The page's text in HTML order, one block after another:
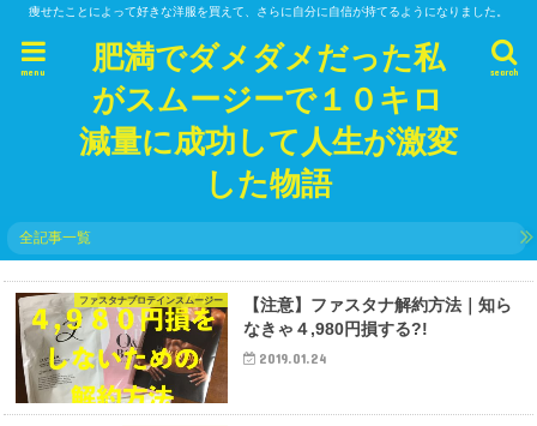
痩せたことによって好きな洋服を買えて、さらに自分に自信が持てるようになりました。
肥満でダメダメだった私
がスムージーで１０キロ
減量に成功して人生が激変
した物語
search
menu
全記事一覧
ファスタナプロテインスムージー
【注意】ファスタナ解約方法｜知ら
なきゃ４,980円損する?!
2019.01.24